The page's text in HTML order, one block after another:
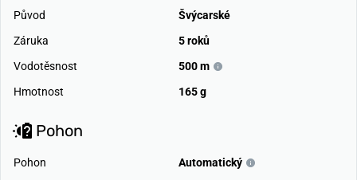
Původ
Švýcarské
Záruka
5 roků
Vodotěsnost
500 m
Hmotnost
165 g
Pohon
Pohon
Automatický